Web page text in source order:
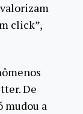
click”,
De
mudou a